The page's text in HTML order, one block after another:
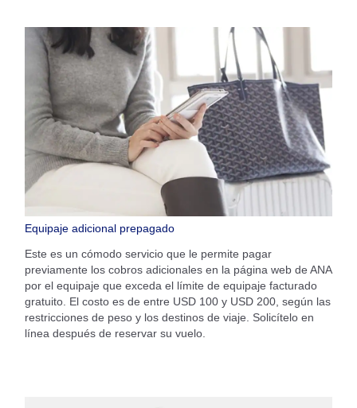
Equipaje adicional prepagado
Este es un cómodo servicio que le permite pagar
previamente los cobros adicionales en la página web de ANA
por el equipaje que exceda el límite de equipaje facturado
gratuito. El costo es de entre USD 100 y USD 200, según las
restricciones de peso y los destinos de viaje. Solicítelo en
línea después de reservar su vuelo.